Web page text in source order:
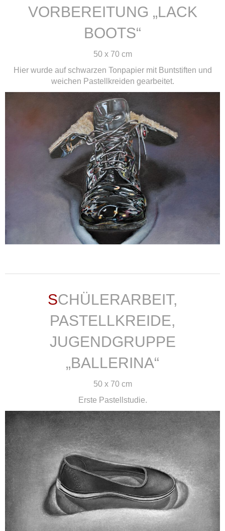
VORBEREITUNG „LACK
BOOTS“
50 x 70 cm
Hier wurde auf schwarzen Tonpapier mit Buntstiften und
weichen Pastellkreiden gearbeitet.
SCHÜLERARBEIT,
PASTELLKREIDE,
JUGENDGRUPPE
„BALLERINA“
50 x 70 cm
Erste Pastellstudie.